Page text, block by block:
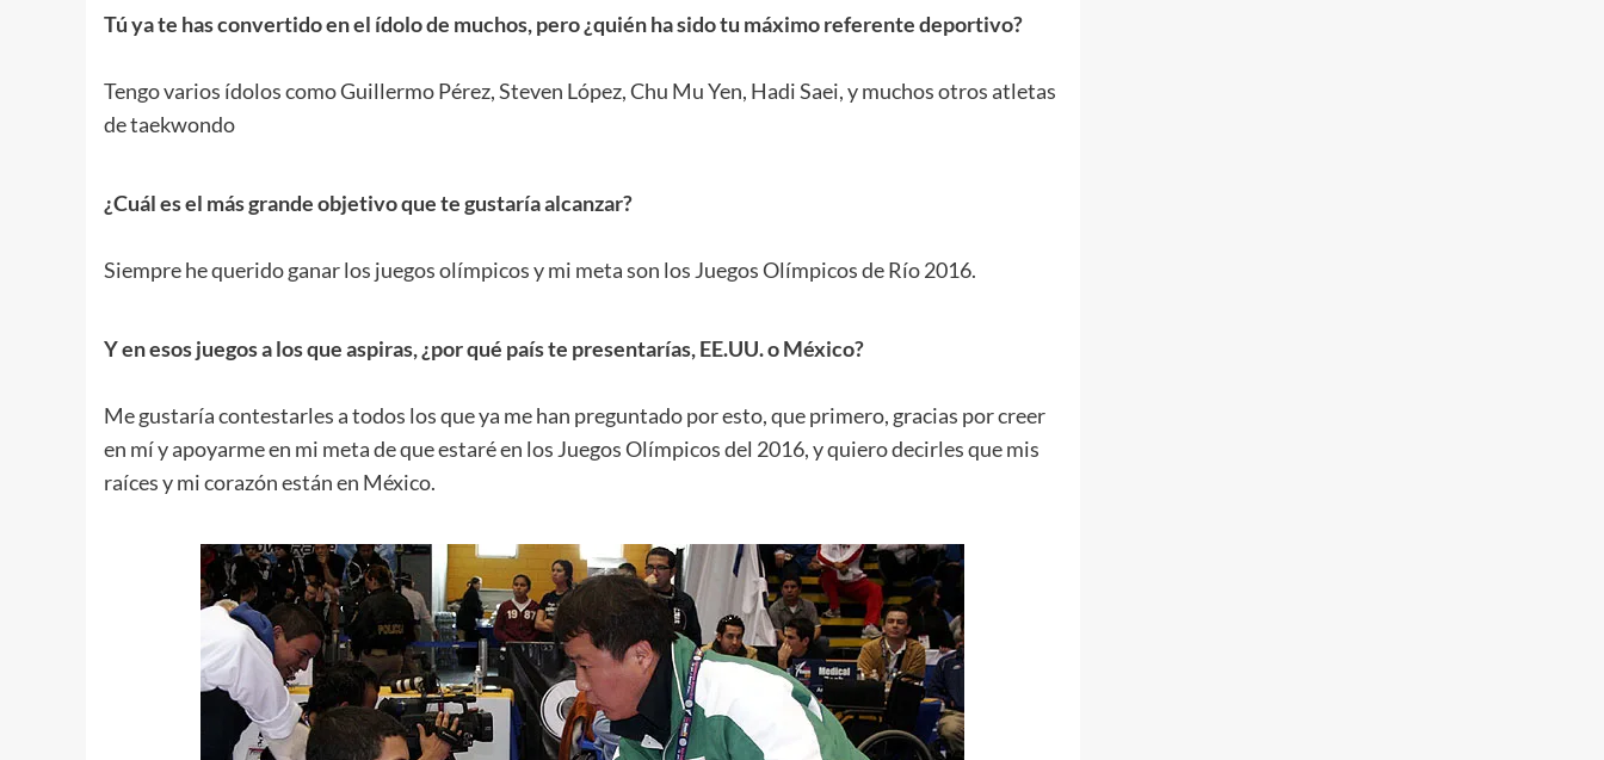
Tú ya te has convertido en el ídolo de muchos,pero¿quién ha sido tu máximo referente deportivo?
Tengo varios ídolos como Guillermo Pérez, Steven López, Chu Mu Yen, Hadi Saei, y muchos otros atletas
de taekwondo
¿Cuál es el más grande objetivo que te gustaría alcanzar?
Siempre he querido ganar los juegos olímpicos y mi meta son los Juegos Olímpicos de Río 2016.
Y en esos juegos a los que aspiras, ¿por qué país te presentarías, EE.UU. o México?
Me gustaría contestarles a todos los que ya me han preguntado por esto, que primero, gracias por creer
en mí y apoyarme en mi meta de que estaré en los Juegos Olímpicos del 2016, y quiero decirles que mis
raíces y mi corazón están en México.